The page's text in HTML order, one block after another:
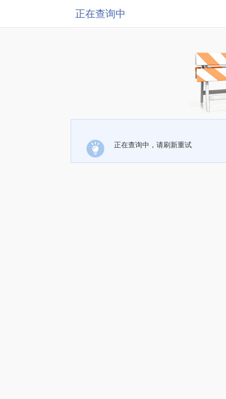
正在查询中
正在查询中，请刷新重试